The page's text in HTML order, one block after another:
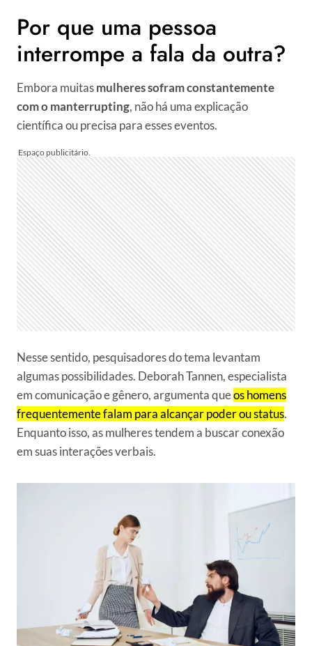
Por que uma pessoa
interrompe a fala da outra?
Embora muitasmulheres sofram constantemente
com o manterrupting, não há uma explicação
científica ou precisa para esses eventos.
Nesse sentido, pesquisadores do tema levantam
algumas possibilidades. Deborah Tannen, especialista
em comunicação e gênero, argumenta queos homens
frequentemente falam para alcançar poder ou status.
Enquanto isso, as mulheres tendem a buscar conexão
em suas interações verbais.